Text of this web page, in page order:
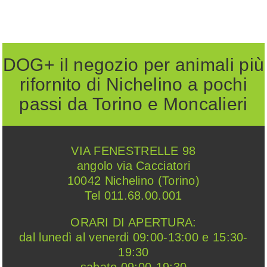
DOG+ il negozio per animali più
rifornito di Nichelino a pochi
passi da Torino e Moncalieri
VIA FENESTRELLE 98
angolo via Cacciatori
10042 Nichelino (Torino)
Tel 011.68.00.001
ORARI DI APERTURA:
dal lunedì al venerdi 09:00-13:00 e 15:30-
19:30